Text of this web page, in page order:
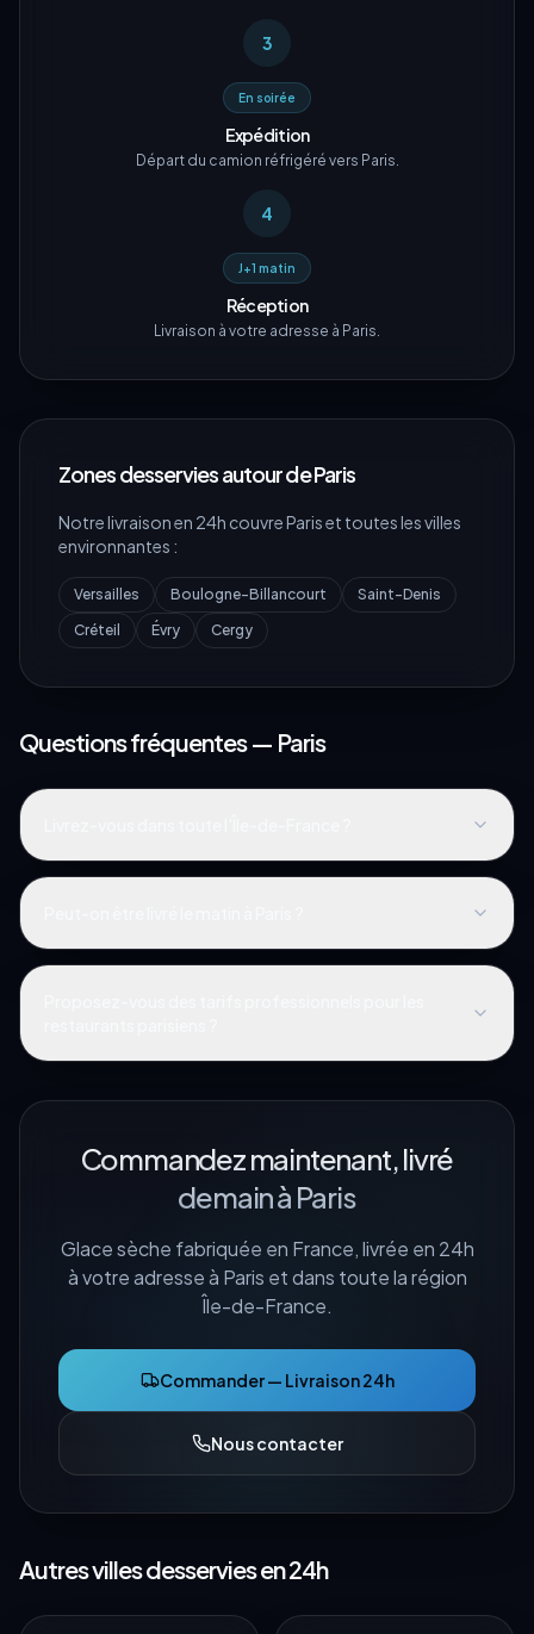
3
En soirée
Expédition
Départ du camion réfrigéré vers Paris.
4
J+1 matin
Réception
Livraison à votre adresse à Paris.
Zones desservies autour deParis
Notre livraison en 24h couvrePariset toutes les villes
environnantes :
Versailles Boulogne-Billancourt
Saint-Denis
Créteil
Évry Cergy
Questions fréquentes — Paris
Commandez maintenant, livré
demain à Paris
Glace sèche fabriquée en France, livrée en 24h
à votre adresse à Paris et dans toute la région
Île-de-France.
Commander — Livraison 24h
Nous contacter
Autres villes desservies en 24h